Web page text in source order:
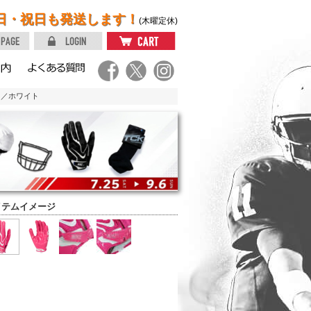
・祝日も発送します！ (木曜定休)
ホワイト
ムイメージ